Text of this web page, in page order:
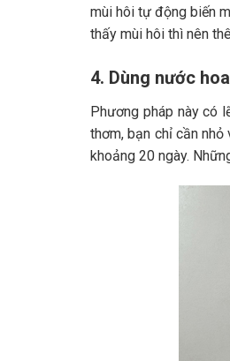
mùi hôi tự động biến
thấy mùi hôi thì nên
4. Dùng nước
Phương pháp này có
thơm, bạn chỉ cần nhỏ
khoảng 20 ngày.